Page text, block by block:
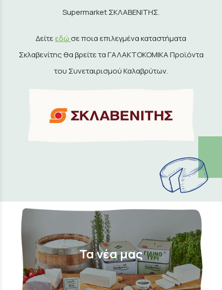
Supermarket ΣΚΛΑΒΕΝΙΤΗΣ.
Δείτε εδώσε ποια επιλεγμένα καταστήματα
Σκλαβενίτης θα βρείτε τα ΓΑΛΑΚΤΟΚΟΜΙΚΑ Προϊόντα
του Συνεταιρισμού Καλαβρύτων.
Τα νέα μας